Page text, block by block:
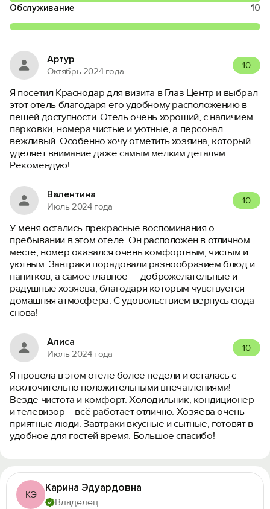
Обслуживание 10
Артур
Октябрь 2024 года
10
Я посетил Краснодар для визита в Глаз Центр и выбрал
этот отель благодаря его удобному расположению в
пешей доступности. Отель очень хороший, с наличием
парковки, номера чистые и уютные, а персонал
вежливый. Особенно хочу отметить хозяина, который
уделяет внимание даже самым мелким деталям.
Рекомендую!
Валентина
Июль 2024 года
10
У меня остались прекрасные воспоминания о
пребывании в этом отеле. Он расположен в отличном
месте, номер оказался очень комфортным, чистым и
уютным. Завтраки порадовали разнообразием блюд и
напитков, а самое главное — доброжелательные и
радушные хозяева, благодаря которым чувствуется
домашняя атмосфера. С удовольствием вернусь сюда
снова!
Алиса
Июль 2024 года
10
Я провела в этом отеле более недели и осталась с
исключительно положительными впечатлениями!
Везде чистота и комфорт. Холодильник, кондиционер
и телевизор – всё работает отлично. Хозяева очень
приятные люди. Завтраки вкусные и сытные, готовят в
удобное для гостей время. Большое спасибо!
КЭ
Карина Эдуардовна
Владелец